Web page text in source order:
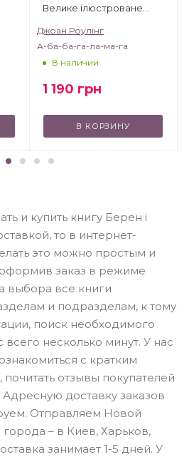
Велике ілюстроване
Джоан Роулінг
А-ба-ба-га-ла-ма-га
В наличии
1 190 грн
В КОРЗИНУ
и купить книгу Берен і
то в интернет-
это можно простым и
заказ в режиме
выбора все книги
и подразделам, к тому
поиск необходимого
всего несколько минут. У нас
с кратким
отзывы покупателей
доставку заказов
Отправляем Новой
– в Киев, Харьков,
занимает 1-5 дней. У